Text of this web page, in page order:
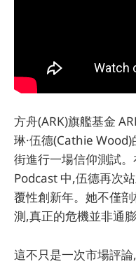
方舟(ARK)旗艦基金
琳·伍德(Cathie
街進行一場信仰測試
Podcast 中,伍德再次
覆性創新年。她不僅
測,真正的危機並非通
這不只是一次市場評